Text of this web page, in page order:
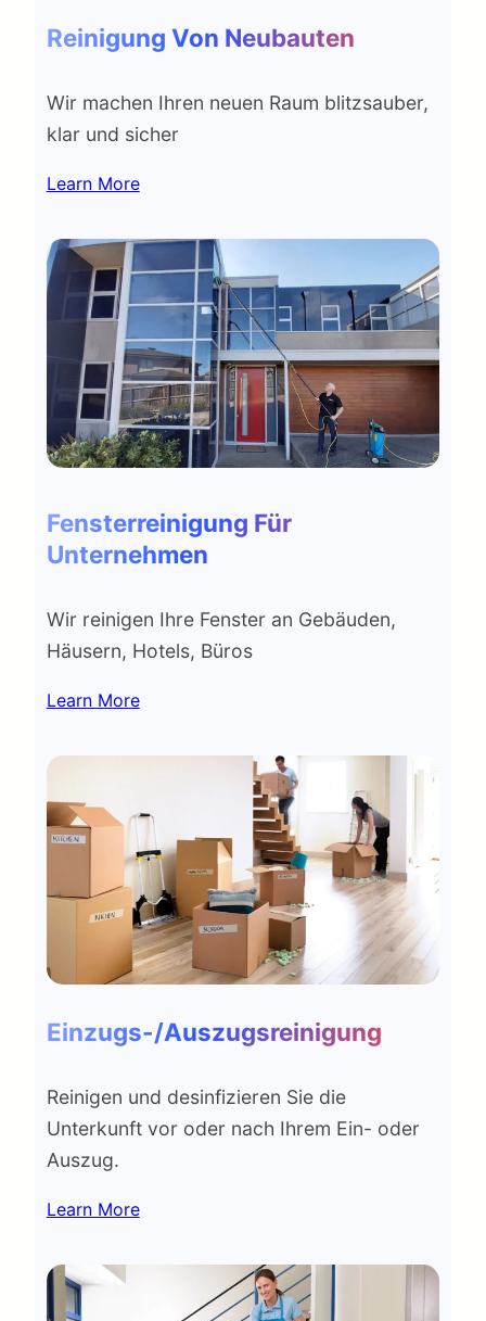
Reinigung Von Neubauten
Wir machen Ihren neuen Raum blitzsauber,
klar und sicher
Learn More
Fensterreinigung Für
Unternehmen
Wir reinigen Ihre Fenster an Gebäuden,
Häusern, Hotels, Büros
Learn More
Einzugs-/Auszugsreinigung
Reinigen und desinfizieren Sie die
Unterkunft vor oder nach Ihrem Ein- oder
Auszug.
Learn More